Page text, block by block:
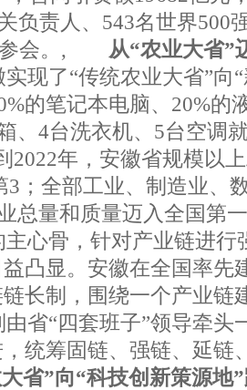
负责人、543名世界500
参会。, 从“农业大省”
现了“传统农业大省”向
的笔记本电脑、20%的
、4台洗衣机、5台空调
年，安徽省规模以上
3；全部工业、制造业、
总量和质量迈入全国
心骨，针对产业链进行
凸显。安徽在全国率先
长制，围绕一个产业链
省“四套班子”领导牵头
，统筹固链、强链、延链
省”向“科技创新策源地